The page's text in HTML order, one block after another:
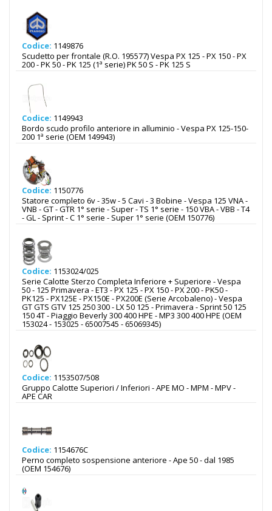
Codice: 1149876
Scudetto per frontale (R.O. 195577) Vespa PX 125 - PX 150 - PX
200 - PK 50 - PK 125 (1ª serie) PK 50 S - PK 125 S
Codice: 1149943
Bordo scudo profilo anteriore in alluminio - Vespa PX 125-150-
200 1ª serie (OEM 149943)
Codice: 1150776
Statore completo 6v - 35w - 5 Cavi - 3 Bobine - Vespa 125 VNA -
VNB - GT - GTR 1° serie - Super - TS 1° serie - 150 VBA - VBB - T4
- GL - Sprint - C 1° serie - Super 1° serie (OEM 150776)
Codice: 1153024/025
Serie Calotte Sterzo Completa Inferiore + Superiore - Vespa
50 - 125 Primavera - ET3 - PX 125 - PX 150 - PX 200 - PK50 -
PK125 - PX125E - PX150E - PX200E (Serie Arcobaleno) - Vespa
GT GTS GTV 125 250 300 - LX 50 125 - Primavera - Sprint 50 125
150 4T - Piaggio Beverly 300 400 HPE - MP3 300 400 HPE (OEM
153024 - 153025 - 65007545 - 65069345)
Codice: 1153507/508
Gruppo Calotte Superiori / Inferiori - APE MO - MPM - MPV -
APE CAR
Codice: 1154676C
Perno completo sospensione anteriore - Ape 50 - dal 1985
(OEM 154676)